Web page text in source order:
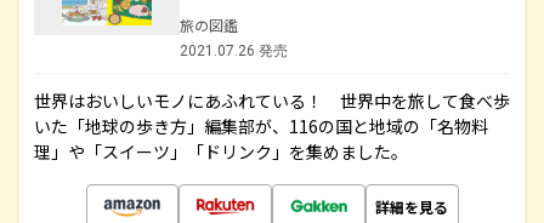
旅の図鑑
2021.07.26 発売
世界はおいしいモノにあふれている！ 世界中を旅して食べ歩
いた「地球の歩き方」編集部が、116の国と地域の「名物料
理」や「スイーツ」「ドリンク」を集めました。
詳細を見る